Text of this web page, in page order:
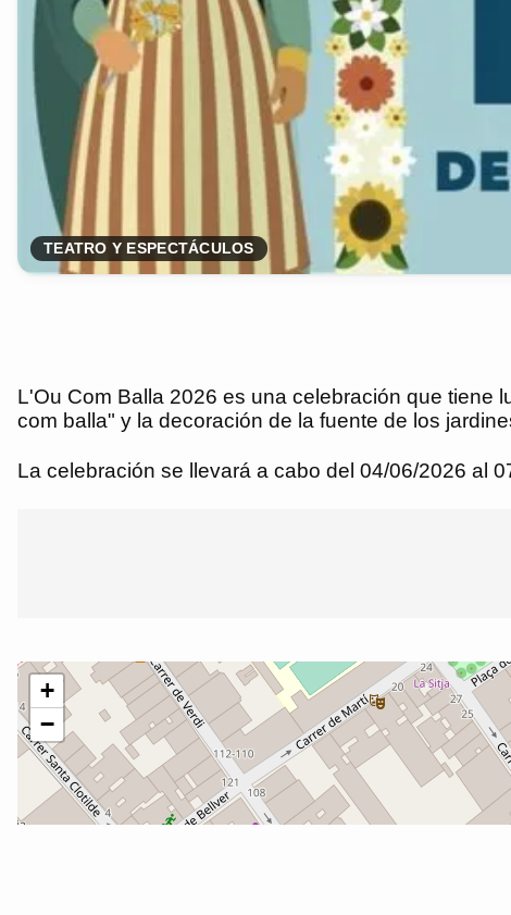
TEATRO Y ESPECTÁCULOS
L'Ou Com Balla 2026 es una celebración que tiene
com balla" y la decoración de la fuente de los
La celebración se llevará a cabo del 04/06/2026 al